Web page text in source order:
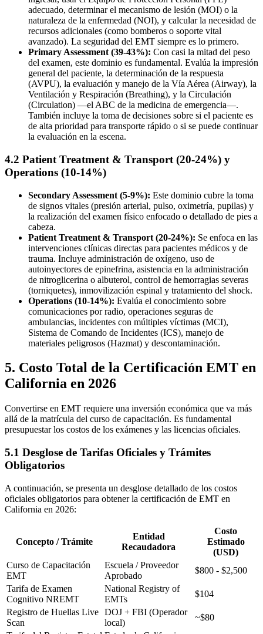
adecuado, determinar el mecanismo de lesión (MOI) o la
naturaleza de la enfermedad (NOI), y calcular la necesidad de
recursos adicionales (como bomberos o soporte vital
avanzado). La seguridad del EMT siempre es lo primero.
Primary Assessment (39-43%): Con casi la mitad del peso
del examen, este dominio es fundamental. Evalúa la impresión
general del paciente, la determinación de la respuesta
(AVPU), la evaluación y manejo de la Vía Aérea (Airway), la
Ventilación y Respiración (Breathing), y la Circulación
(Circulation) —el ABC de la medicina de emergencia—.
También incluye la toma de decisiones sobre si el paciente es
de alta prioridad para transporte rápido o si se puede continuar
la evaluación en la escena.
4.2 Patient Treatment & Transport (20-24%) y
Operations (10-14%)
Secondary Assessment (5-9%): Este dominio cubre la toma
de signos vitales (presión arterial, pulso, oximetría, pupilas) y
la realización del examen físico enfocado o detallado de pies a
cabeza.
Patient Treatment & Transport (20-24%): Se enfoca en las
intervenciones clínicas directas para pacientes médicos y de
trauma. Incluye administración de oxígeno, uso de
autoinyectores de epinefrina, asistencia en la administración
de nitroglicerina o albuterol, control de hemorragias severas
(torniquetes), inmovilización espinal y tratamiento del shock.
Operations (10-14%): Evalúa el conocimiento sobre
comunicaciones por radio, operaciones seguras de
ambulancias, incidentes con múltiples víctimas (MCI),
Sistema de Comando de Incidentes (ICS), manejo de
materiales peligrosos (Hazmat) y descontaminación.
5. Costo Total de la Certificación EMT en
California en 2026
Convertirse en EMT requiere una inversión económica que va más
allá de la matrícula del curso de capacitación. Es fundamental
presupuestar los costos de los exámenes y las licencias oficiales.
5.1 Desglose de Tarifas Oficiales y Trámites
Obligatorios
A continuación, se presenta un desglose detallado de los costos
oficiales obligatorios para obtener la certificación de EMT en
California en 2026:
Concepto / Trámite
Entidad
Recaudadora
Costo
Estimado
(USD)
Curso de Capacitación
EMT
Escuela / Proveedor
Aprobado
$800 - $2,500
Tarifa de Examen
Cognitivo NREMT
National Registry of
EMTs
$104
Registro de Huellas Live
Scan
DOJ + FBI (Operador
local)
~$80